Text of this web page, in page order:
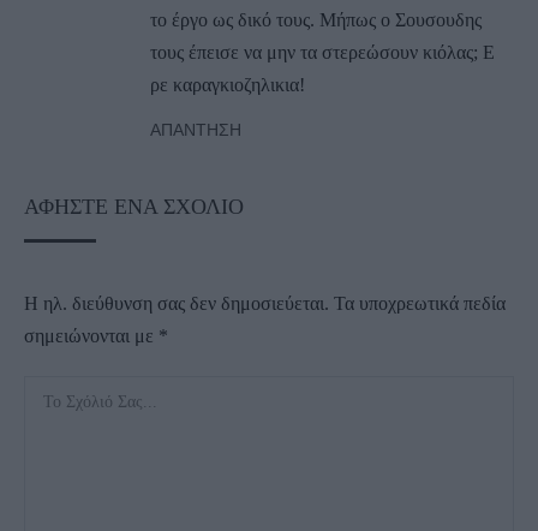
το έργο ως δικό τους. Μήπως ο Σουσουδης
τους έπεισε να μην τα στερεώσουν κιόλας; Ε
ρε καραγκιοζηλικια!
ΑΠΆΝΤΗΣΗ
ΑΦΉΣΤΕ ΈΝΑ ΣΧΌΛΙΟ
Η ηλ. διεύθυνση σας δεν δημοσιεύεται. Τα υποχρεωτικά πεδία
σημειώνονται με *